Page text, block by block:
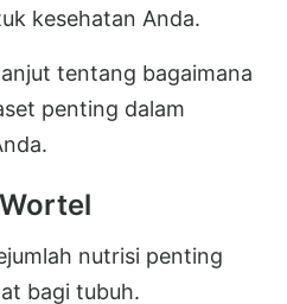
kesehatan Anda.
tentang bagaimana
penting dalam
nutrisi penting
bagi tubuh.